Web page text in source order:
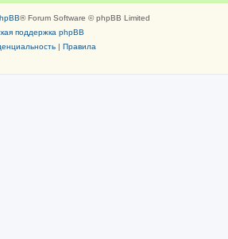
® Forum Software © phpBB Limited
поддержка phpBB
| Правила